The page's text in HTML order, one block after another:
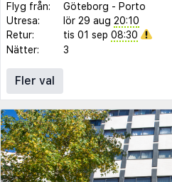
Flyg från:
Göteborg - Porto
Utresa:
lör 29 aug 20:10
Retur:
tis 01 sep 08:30
Nätter:
3
Fler val